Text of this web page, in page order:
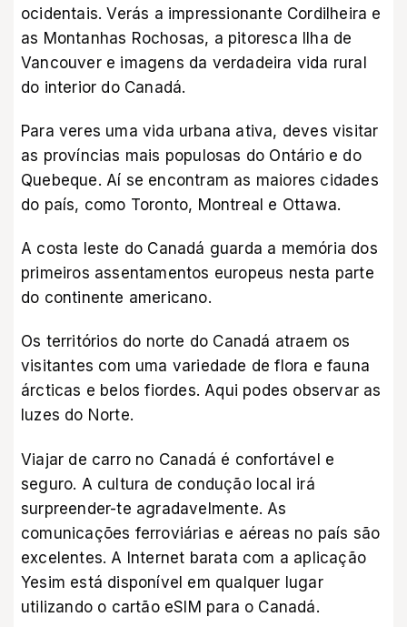
ocidentais. Verás a impressionante Cordilheira e
as Montanhas Rochosas, a pitoresca Ilha de
Vancouver e imagens da verdadeira vida rural
do interior do Canadá.
Para veres uma vida urbana ativa, deves visitar
as províncias mais populosas do Ontário e do
Quebeque. Aí se encontram as maiores cidades
do país, como Toronto, Montreal e Ottawa.
A costa leste do Canadá guarda a memória dos
primeiros assentamentos europeus nesta parte
do continente americano.
Os territórios do norte do Canadá atraem os
visitantes com uma variedade de flora e fauna
árcticas e belos fiordes. Aqui podes observar as
luzes do Norte.
Viajar de carro no Canadá é confortável e
seguro. A cultura de condução local irá
surpreender-te agradavelmente. As
comunicações ferroviárias e aéreas no país são
excelentes. A Internet barata com a aplicação
Yesim está disponível em qualquer lugar
utilizando o cartão eSIM para o Canadá.